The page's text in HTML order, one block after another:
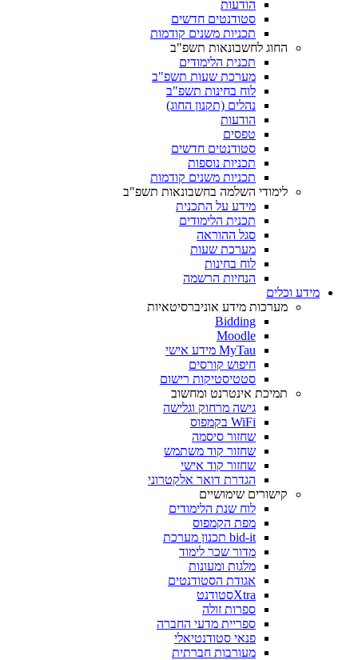
הודעות
סטודנטים חדשים
תכניות משנים קודמות
החוג לחשבונאות תשפ"ב
תכנית הלימודים
מערכת שעות תשפ"ב
לוח בחינות תשפ"ב
נהלים (תקנון החוג)
הודעות
טפסים
סטודנטים חדשים
תכניות נוספות
תכניות משנים קודמות
לימודי השלמה בחשבונאות תשפ"ב
מידע על התכנית
תכנית הלימודים
סגל ההוראה
מערכת שעות
לוח בחינות
הנחיות הרשמה
מידע וכלים
מערכות מידע אוניברסיטאיות
Bidding
Moodle
MyTau מידע אישי
חיפוש קורסים
סטטיסטיקות רישום
תמיכת אינטרנט ומחשוב
גישה מרחוק וגלישה
WiFi בקמפוס
שחזור סיסמה
שחזור קוד משתמש
שחזור קוד אישי
הגדרת דואר אלקטרוני
קישורים שימושיים
לוח שנת הלימודים
מפת הקמפוס
bid-it תכנון מערכת
מדור שכר לימוד
מלגות ומעונות
אגודת הסטודנטים
Xtraסטודנט
ספרות זולה
ספריית מדעי החברה
פנאי סטודנטיאלי
מעורבות חברתית